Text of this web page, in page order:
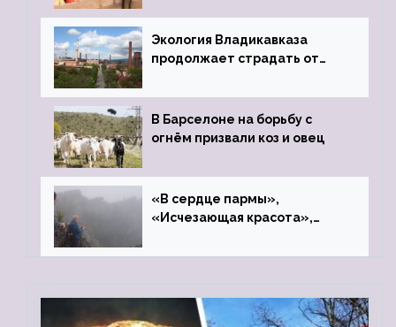
Экология Владикавказа
продолжает страдать от
В Барселоне на борьбу с
огнём призвали коз и овец
«В сердце пармы»,
«Исчезающая красота»,